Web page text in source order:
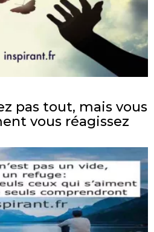
pas tout, mais vous
vous réagissez